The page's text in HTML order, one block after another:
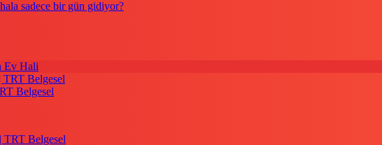
sadece bir gün gidiyor?
Ev Hali
Belgesel